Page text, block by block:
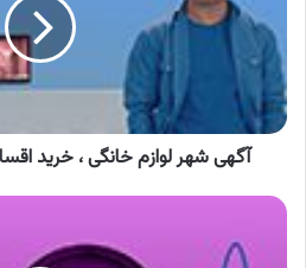
خرید
اقساطی
بدون
نیاز
آگهی شهر لوازم خانگی ، خرید
آگهی